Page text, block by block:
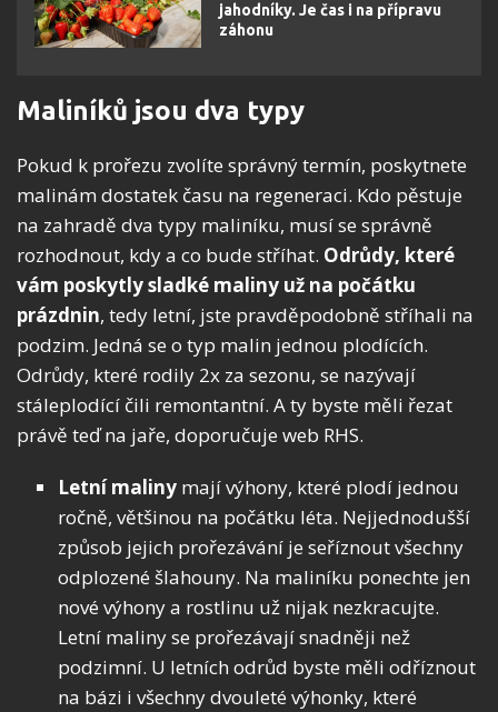
jahodníky. Je čas i na přípravu
záhonu
Maliníků jsou dva typy
Pokud k prořezu zvolíte správný termín, poskytnete
malinám dostatek času na regeneraci. Kdo pěstuje
na zahradě dva typy maliníku, musí se správně
rozhodnout, kdy a co bude stříhat. Odrůdy, které
vám poskytly sladké maliny už na počátku
prázdnin, tedy letní, jste pravděpodobně stříhali na
podzim. Jedná se o typ malin jednou plodících.
Odrůdy, které rodily 2x za sezonu, se nazývají
stáleplodící čili remontantní. A ty byste měli řezat
právě teď na jaře, doporučuje web RHS.
Letní maliny mají výhony, které plodí jednou
ročně, většinou na počátku léta. Nejjednodušší
způsob jejich prořezávání je seříznout všechny
odplozené šlahouny. Na maliníku ponechte jen
nové výhony a rostlinu už nijak nezkracujte.
Letní maliny se prořezávají snadněji než
podzimní. U letních odrůd byste měli odříznout
na bázi i všechny dvouleté výhonky, které